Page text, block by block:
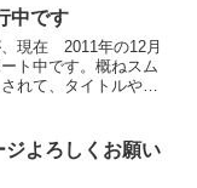
を使う手術や炭酸ガ
ほぼ年...
中です
現在 2011年の12月
ト中です。概ねスム
れて、タイトルやカ
ッフと某スタッフの
...
よろしくお願い